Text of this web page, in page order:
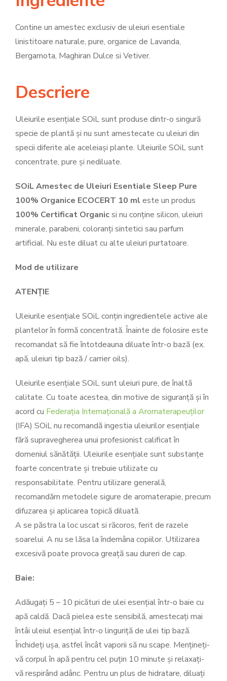
Contine un amestec exclusiv de uleiuri esentiale
linistitoare naturale, pure, organice de Lavanda,
Bergamota, Maghiran Dulce si Vetiver.
Descriere
Uleiurile esențiale SOiL sunt produse dintr-o singură
specie de plantă și nu sunt amestecate cu uleiuri din
specii diferite ale aceleiași plante. Uleiurile SOiL sunt
concentrate, pure și nediluate.
SOiL Amestec de Uleiuri Esentiale Sleep Pure
100% Organice ECOCERT 10 ml este un produs
100% Certificat Organicsi nu conține silicon, uleiuri
minerale, parabeni, coloranți sintetici sau parfum
artificial. Nu este diluat cu alte uleiuri purtatoare.
Mod de utilizare
ATENȚIE
Uleiurile esențiale SOiL conțin ingredientele active ale
plantelor în formă concentrată. Înainte de folosire este
recomandat să fie întotdeauna diluate într-o bază (ex.
apă, uleiuri tip bază / carrier oils).
Uleiurile esențiale SOiL sunt uleiuri pure, de înaltă
calitate. Cu toate acestea, din motive de siguranță și în
acord cu Federația Internațională a Aromaterapeuților
(IFA) SOiL nu recomandă ingestia uleiurilor esențiale
fără supravegherea unui profesionist calificat în
domeniul sănătății. Uleiurile esențiale sunt substanțe
foarte concentrate și trebuie utilizate cu
responsabilitate. Pentru utilizare generală,
recomandăm metodele sigure de aromaterapie, precum
difuzarea și aplicarea topică diluată.
A se păstra la loc uscat si răcoros, ferit de razele
soarelui. A nu se lăsa la îndemâna copiilor. Utilizarea
excesivă poate provoca greață sau dureri de cap.
Baie:
Adăugați 5 – 10 picături de ulei esențial într-o baie cu
apă caldă. Dacă pielea este sensibilă, amestecați mai
întâi uleiul esențial într-o linguriță de ulei tip bază.
Închideți ușa, astfel încât vaporii să nu scape. Mențineți-
vă corpul în apă pentru cel puțin 10 minute și relaxați-
vă respirând adânc. Pentru un plus de hidratare, diluați